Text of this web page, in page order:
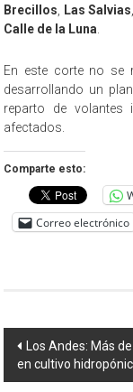
Brecillos
Las Salvias
Calle de la Luna
En este corte no se
desarrollando un
reparto de
afectados.
Comparte esto:
Correo electrónico
Navegación
de
Los Andes: Más
en cultivo